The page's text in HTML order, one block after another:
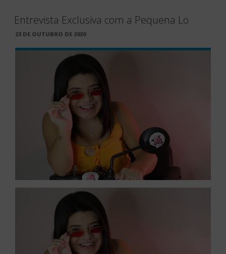
Entrevista Exclusiva com a Pequena Lo
PUBLICADO
23 DE OUTUBRO DE 2020